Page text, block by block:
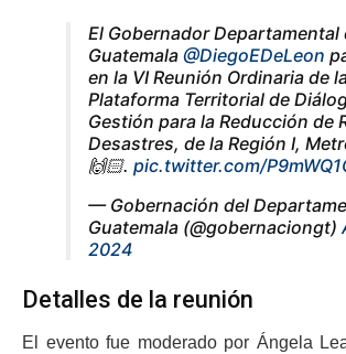
El Gobernador Departamental
Guatemala @DiegoEDeLeon
en la VI Reunión Ordinaria de
Plataforma Territorial de
Gestión para la Reducción de
Desastres, de la Región I,
🙌🏻. pic.twitter.com/
— Gobernación del
Guatemala (@gobernaciongt)
2024
Detalles de la reunión
El evento fue moderado por Ángela